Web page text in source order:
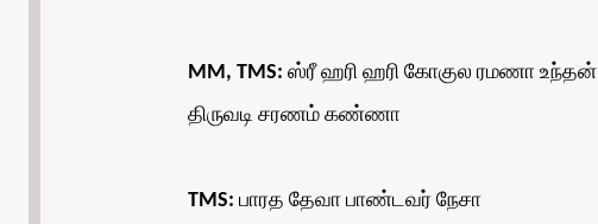
MM, TMS: ஸ்ரீ ஹரி ஹரி கோகுல ரமணா உந்தன்
திருவடி சரணம் கண்ணா
TMS: பாரத தேவா பாண்டவர் நேசா